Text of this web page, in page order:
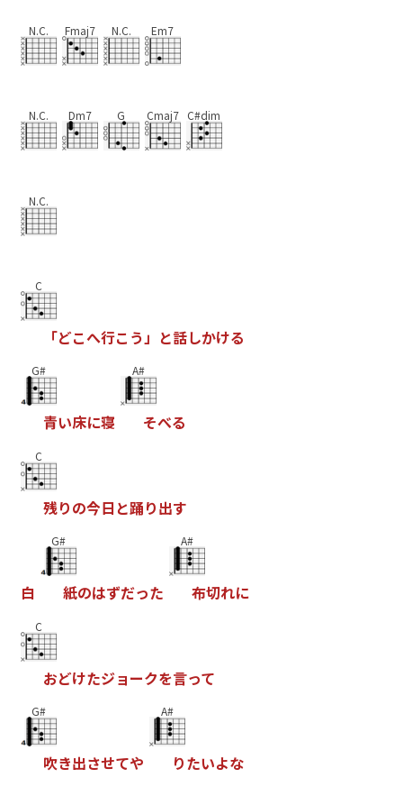
N.C. Fmaj7 N.C. Em7
N.C. Dm7 G Cmaj7 C#dim
N.C.
C
「とこへ行こ う」 と話しかける
G#
青い床に寝
A#
そへる
C
残りの今日 と踊り出す
白
G#
紙のはすたった
A#
布切れに
C
おとけたショークを言って
G#
吹き出させてや
A#
りたいよな